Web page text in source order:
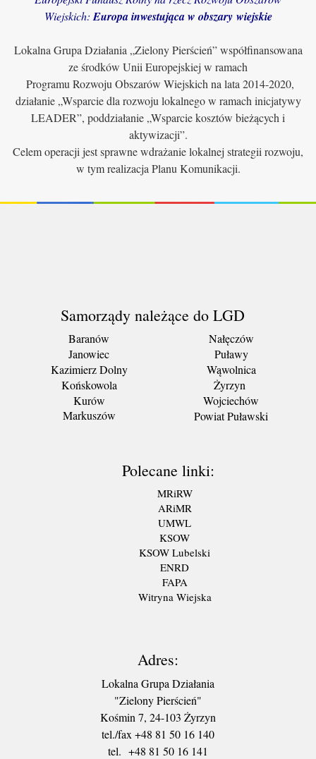
Wiejskich: Europa inwestująca w obszary wiejskie
Lokalna Grupa Działania „Zielony Pierścień” współfinansowana
ze środków Unii Europejskiej w ramach
Programu Rozwoju Obszarów Wiejskich na lata 2014-2020,
działanie „Wsparcie dla rozwoju lokalnego w ramach inicjatywy
LEADER”, poddziałanie „Wsparcie kosztów bieżących i
aktywizacji”.
Celem operacji jest sprawne wdrażanie lokalnej strategii rozwoju,
w tym realizacja Planu Komunikacji.
Samorządy należące do LGD
Baranów
Janowiec
Kazimierz Dolny
Końskowola
Kurów
Markuszów
Nałęczów
Puławy
Wąwolnica
Żyrzyn
Wojciechów
Powiat Puławski
Polecane linki:
MRiRW
ARiMR
UMWL
KSOW
KSOW Lubelski
ENRD
FAPA
Witryna Wiejska
Adres:
Lokalna Grupa Działania
"Zielony Pierścień"
Kośmin 7, 24-103 Żyrzyn
tel./fax +48 81 50 16 140
tel. +48 81 50 16 141